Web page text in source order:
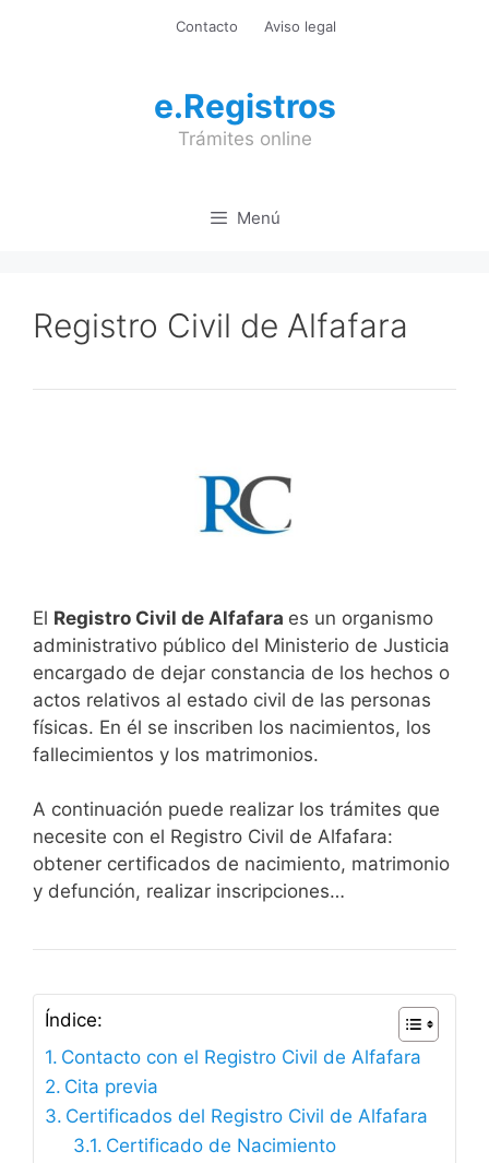
Contacto Aviso legal
e.Registros
Trámites online
Menú
Registro Civil de Alfafara
El Registro Civil de Alfafara es un organismo
administrativo público del Ministerio de Justicia
encargado de dejar constancia de los hechos o
actos relativos al estado civil de las personas
físicas. En él se inscriben los nacimientos, los
fallecimientos y los matrimonios.
A continuación puede realizar los trámites que
necesite con el Registro Civil de Alfafara:
obtener certificados de nacimiento, matrimonio
y defunción, realizar inscripciones…
Índice:
Contacto con el Registro Civil de Alfafara
Cita previa
Certificados del Registro Civil de Alfafara
Certificado de Nacimiento